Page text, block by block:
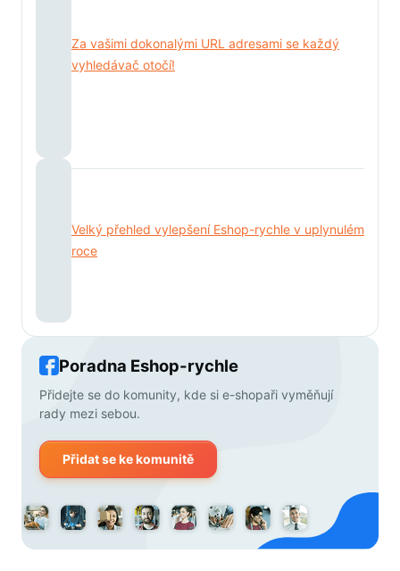
Za vašimi dokonalými URL adresami se každý
vyhledávač otočí!
Velký přehled vylepšení Eshop-rychle v uplynulém
roce
Poradna Eshop-rychle
Přidejte se do komunity, kde si e-shopaři vyměňují
rady mezi sebou.
Přidat se ke komunitě